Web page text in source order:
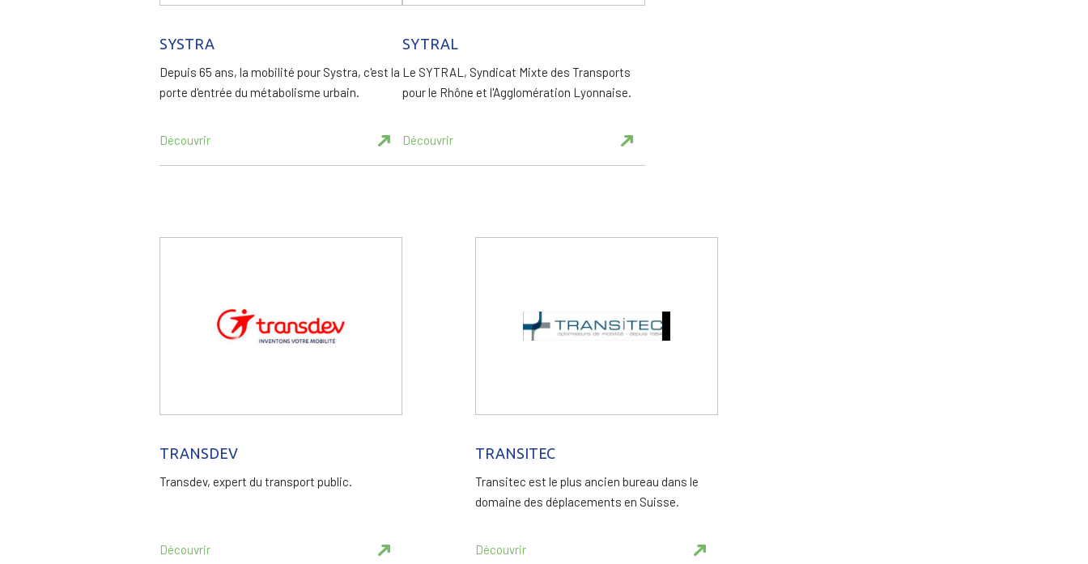
SYSTRA
Depuis 65 ans, la mobilité pour Systra, c'est la
porte d'entrée du métabolisme urbain.
Découvrir
SYTRAL
Le SYTRAL, Syndicat Mixte des Transports
pour le Rhône et l'Agglomération Lyonnaise.
Découvrir
TRANSDEV
Transdev, expert du transport public.
Découvrir
TRANSITEC
Transitec est le plus ancien bureau dans le
domaine des déplacements en Suisse.
Découvrir